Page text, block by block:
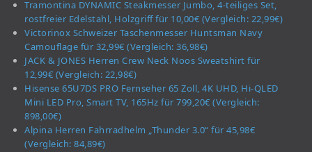
Tramontina DYNAMIC Steakmesser Jumbo, 4-teiliges Set,
rostfreier Edelstahl, Holzgriff für 10,00€ (Vergleich: 22,99€)
Victorinox Schweizer Taschenmesser Huntsman Navy
Camouflage für 32,99€ (Vergleich: 36,98€)
JACK & JONES Herren Crew Neck Noos Sweatshirt für
12,99€ (Vergleich: 22,98€)
Hisense 65U7DS PRO Fernseher 65 Zoll, 4K UHD, Hi-QLED
Mini LED Pro, Smart TV, 165Hz für 799,20€ (Vergleich:
898,00€)
Alpina Herren Fahrradhelm „Thunder 3.0“ für 45,98€
(Vergleich: 84,89€)